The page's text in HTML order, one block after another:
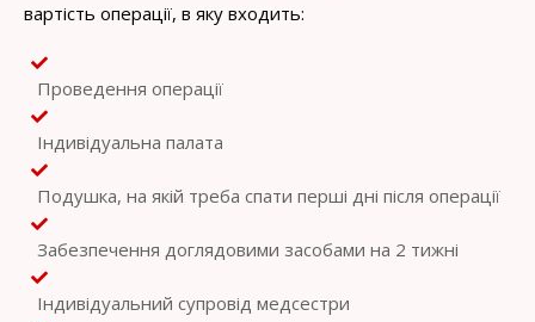
вартість операції, в яку входить:
Проведення операції
Індивідуальна палата
Подушка, на якій треба спати перші дні після операції
Забезпечення доглядовими засобами на 2 тижні
Індивідуальний супровід медсестри